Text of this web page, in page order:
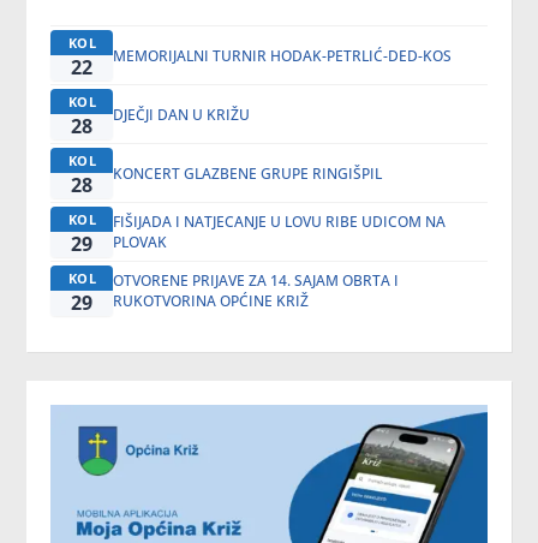
KOL
22 MEMORIJALNI TURNIR HODAK-PETRLIĆ-DED-KOS
KOL
28 DJEČJI DAN U KRIŽU
KOL
28 KONCERT GLAZBENE GRUPE RINGIŠPIL
KOL
29
FIŠIJADA I NATJECANJE U LOVU RIBE UDICOM NA
PLOVAK
KOL
29
OTVORENE PRIJAVE ZA 14. SAJAM OBRTA I
RUKOTVORINA OPĆINE KRIŽ